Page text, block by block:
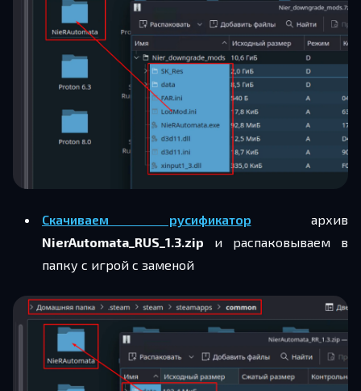
Скачиваем русификатор архив
NierAutomata_RUS_1.3.zip и распаковываем в
папку с игрой с заменой